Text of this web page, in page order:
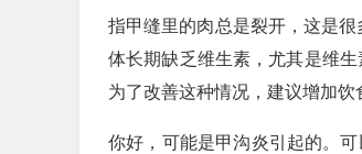
指甲缝里的肉总是裂开，这是
体长期缺乏维生素，尤其是维
为了改善这种情况，建议增加饮
你好，可能是甲沟炎引起的。